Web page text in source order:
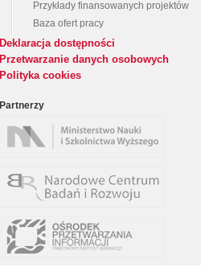
Przykłady finansowanych projektów
Baza ofert pracy
Deklaracja dostępności
Przetwarzanie danych osobowych
Polityka cookies
Partnerzy